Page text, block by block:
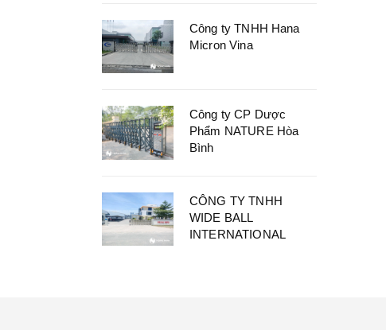
Công ty TNHH Hana
Micron Vina
Công ty CP Dược
Phẩm NATURE Hòa
Bình
CÔNG TY TNHH
WIDE BALL
INTERNATIONAL